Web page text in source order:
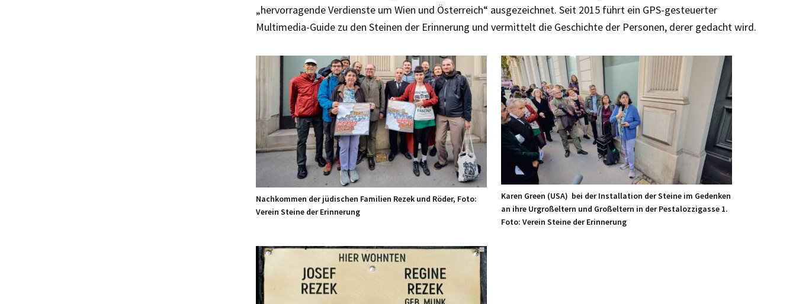
„hervorragende Verdienste um Wien und Österreich“ ausgezeichnet. Seit 2015 führt ein GPS-gesteuerter
Multimedia-Guide zu den Steinen der Erinnerung und vermittelt die Geschichte der Personen, derer gedacht wird.
Nachkommen der jüdischen Familien Rezek und Röder, Foto:
Verein Steine der Erinnerung
Karen Green (USA) bei der Installation der Steine im Gedenken
an ihre Urgroßeltern und Großeltern in der Pestalozzigasse 1.
Foto: Verein Steine der Erinnerung